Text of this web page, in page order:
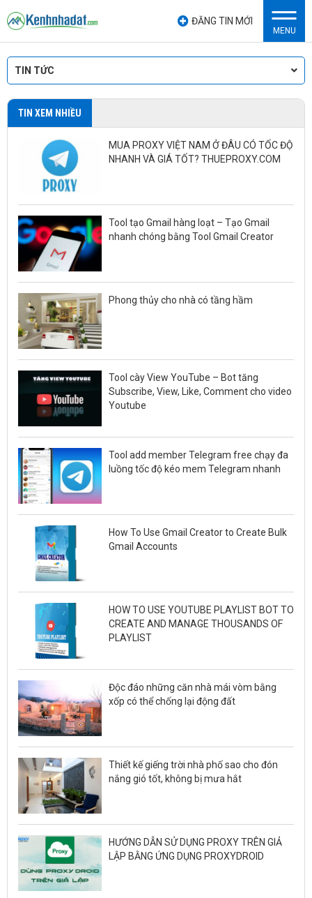
ĐĂNG TIN MỚI
MENU
TIN TỨC
TIN XEM NHIỀU
MUA PROXY VIỆT NAM Ở ĐÂU CÓ TỐC ĐỘ
NHANH VÀ GIÁ TỐT? THUEPROXY.COM
Tool tạo Gmail hàng loạt – Tạo Gmail
nhanh chóng bằng Tool Gmail Creator
Phong thủy cho nhà có tầng hầm
Tool cày View YouTube – Bot tăng
Subscribe, View, Like, Comment cho video
Youtube
Tool add member Telegram free chạy đa
luồng tốc độ kéo mem Telegram nhanh
How To Use Gmail Creator to Create Bulk
Gmail Accounts
HOW TO USE YOUTUBE PLAYLIST BOT TO
CREATE AND MANAGE THOUSANDS OF
PLAYLIST
Độc đáo những căn nhà mái vòm bằng
xốp có thể chống lại động đất
Thiết kế giếng trời nhà phố sao cho đón
nắng gió tốt, không bị mưa hắt
HƯỚNG DẪN SỬ DỤNG PROXY TRÊN GIẢ
LẬP BẰNG ỨNG DỤNG PROXYDROID